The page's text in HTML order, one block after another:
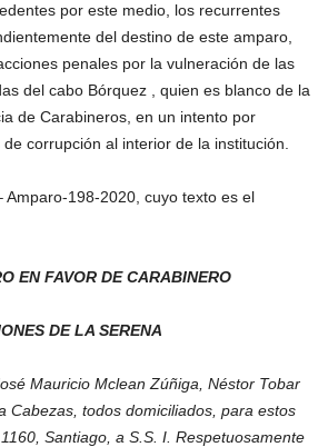
por este medio, los recurrentes
del destino de este amparo,
penales por la vulneración de las
del cabo Bórquez , quien es blanco de la
de Carabineros, en un intento por
corrupción al interior de la institución.
Amparo-198-2020, cuyo texto es el
EN FAVOR DE CARABINERO
DE LA SERENA
Mauricio Mclean Zúñiga, Néstor Tobar
Cabezas, todos domiciliados, para estos
Santiago, a S.S. I. Respetuosamente